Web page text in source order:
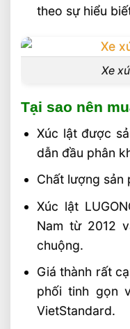
theo sự hiểu
Xe
Tại sao nên
Xúc lật được
dẫn đầu phân
Chất lượng sản
Xúc lật
Nam từ 2012
chuộng.
Giá thành rất
phối tinh gọn
VietStandard.